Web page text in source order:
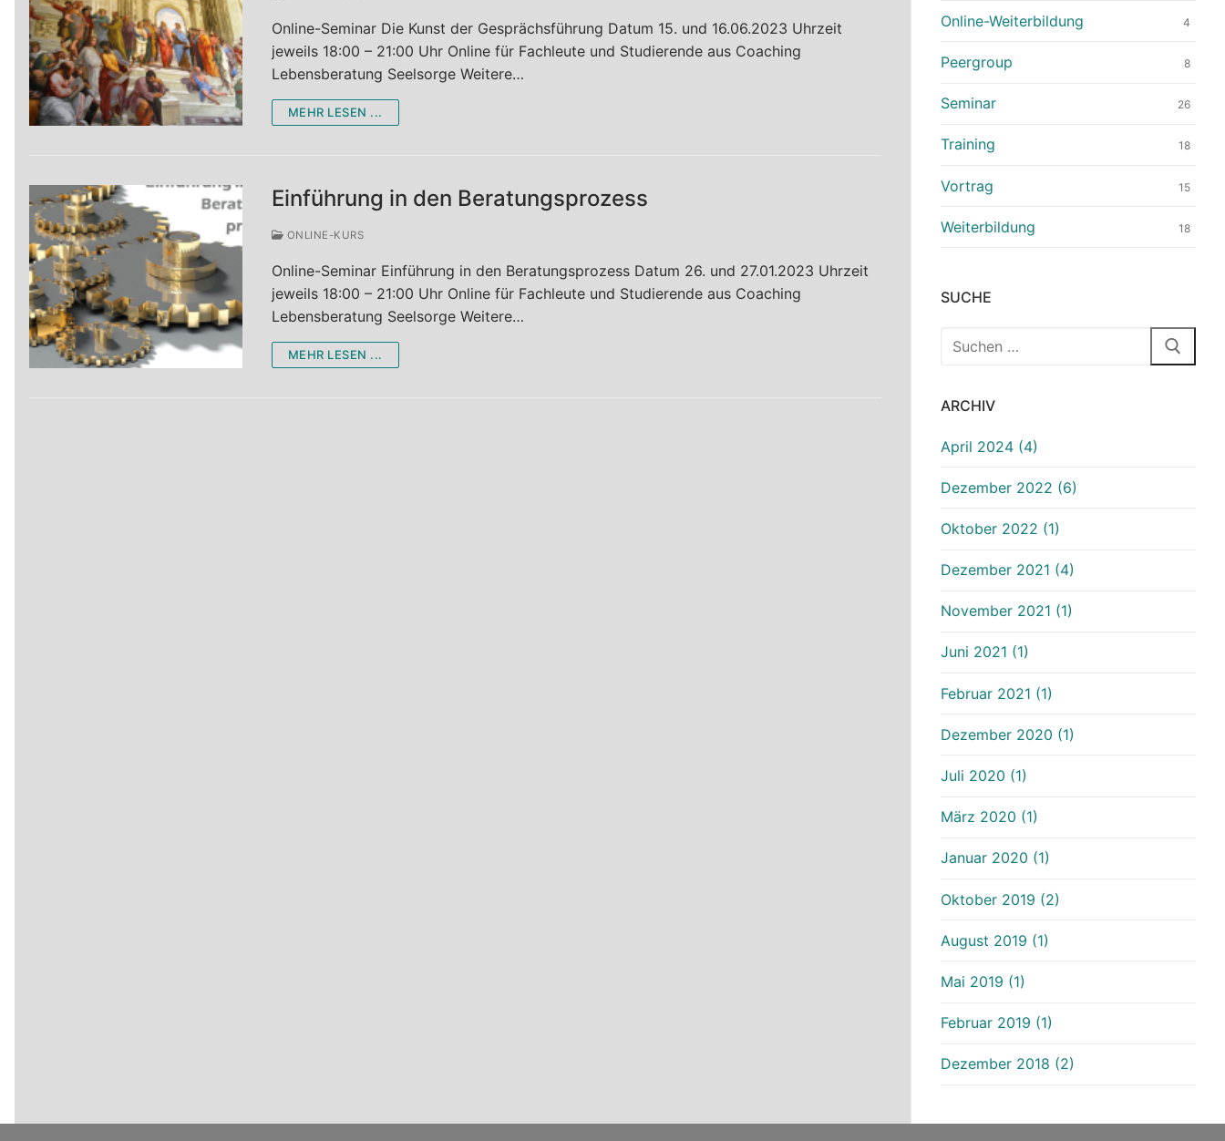
Online-Seminar Die Kunst der Gesprächsführung Datum 15. und 16.06.2023 Uhrzeit
jeweils 18:00 – 21:00 Uhr Online für Fachleute und Studierende aus Coaching
Lebensberatung Seelsorge Weitere…
MEHR LESEN ...
Einführung in den Beratungsprozess
ONLINE-KURS
Online-Seminar Einführung in den Beratungsprozess Datum 26. und 27.01.2023 Uhrzeit
jeweils 18:00 – 21:00 Uhr Online für Fachleute und Studierende aus Coaching
Lebensberatung Seelsorge Weitere…
MEHR LESEN ...
Online-Weiterbildung 4
Peergroup 8
Seminar 26
Training 18
Vortrag 15
Weiterbildung 18
SUCHE
ARCHIV
April 2024 (4)
Dezember 2022 (6)
Oktober 2022 (1)
Dezember 2021 (4)
November 2021 (1)
Juni 2021 (1)
Februar 2021 (1)
Dezember 2020 (1)
Juli 2020 (1)
März 2020 (1)
Januar 2020 (1)
Oktober 2019 (2)
August 2019 (1)
Mai 2019 (1)
Februar 2019 (1)
Dezember 2018 (2)